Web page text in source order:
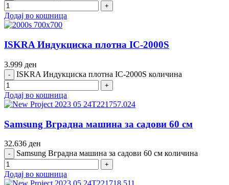
Додај во кошница
ISKRA Индукциска плотна IC-2000S
3.999 ден
ISKRA Индукциска плотна IC-2000S количина
Додај во кошница
Samsung Вградна машина за садови 60 см
32.636 ден
Samsung Вградна машина за садови 60 см количина
Додај во кошница